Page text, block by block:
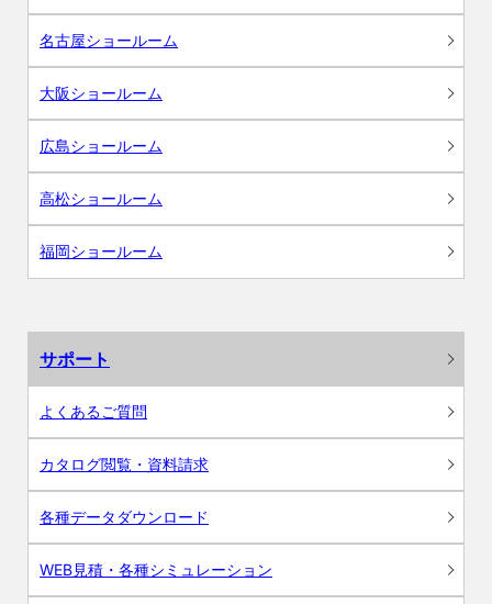
名古屋ショールーム
大阪ショールーム
広島ショールーム
高松ショールーム
福岡ショールーム
サポート
よくあるご質問
カタログ閲覧・資料請求
各種データダウンロード
WEB見積・各種シミュレーション